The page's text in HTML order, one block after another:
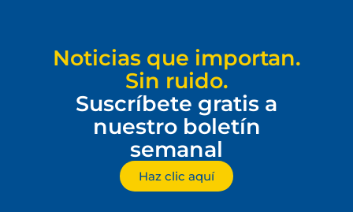
Noticias que importan.
Sin ruido.
Suscríbete gratis a
nuestro boletín
semanal
Haz clic aquí